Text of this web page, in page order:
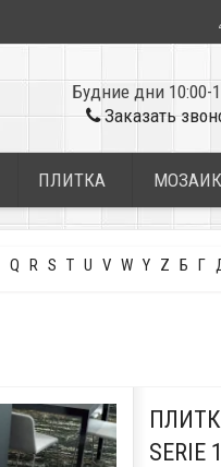
Будние дни 10:00-
Заказать
ПЛИТКА
Q R S T U V W Y Z Б Г
SERIE